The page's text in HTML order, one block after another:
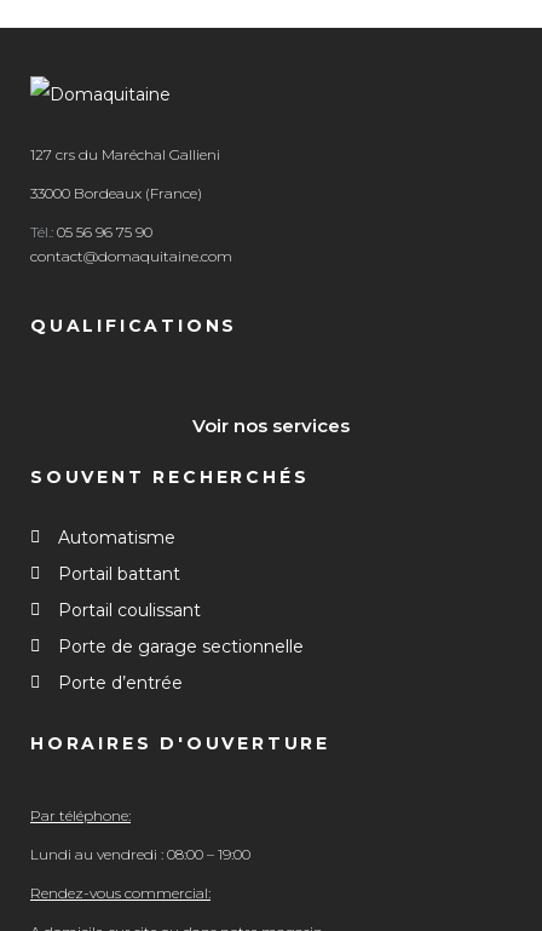
127 crs du Maréchal Gallieni
33000 Bordeaux (France)
Tél.: 05 56 96 75 90
contact@domaquitaine.com
QUALIFICATIONS
Voir nos services
SOUVENT RECHERCHÉS
Automatisme
Portail battant
Portail coulissant
Porte de garage sectionnelle
Porte d’entrée
HORAIRES D'OUVERTURE
Par téléphone:
Lundi au vendredi : 08:00 – 19:00
Rendez-vous commercial: